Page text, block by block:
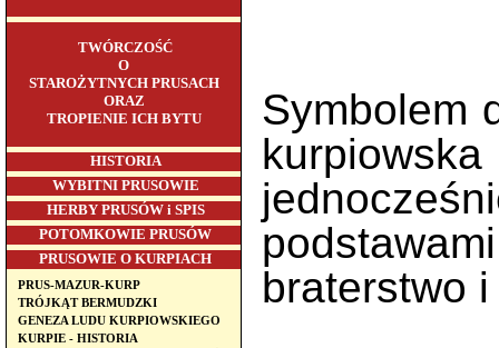
TWÓRCZOŚĆ
O
STAROŻYTNYCH PRUSACH
ORAZ
TROPIENIE ICH BYTU
HISTORIA
WYBITNI PRUSOWIE
HERBY PRUSÓW i SPIS
POTOMKOWIE PRUSÓW
PRUSOWIE O KURPIACH
PRUS-MAZUR-KURP
TRÓJKĄT BERMUDZKI
GENEZA LUDU KURPIOWSKIEGO
KURPIE - HISTORIA
Symbolem
braterstwo